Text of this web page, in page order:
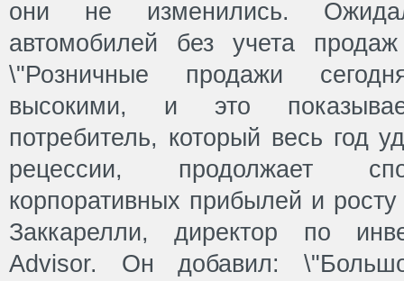
они не изменились.
автомобилей без учета
\"Розничные продажи
высокими, и это
потребитель, который весь год
рецессии, продолжает
корпоративных прибылей и
Заккарелли, директор по
Advisor. Он добавил: